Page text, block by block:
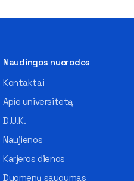
Naudingos nuorodos
Kontaktai
Apie universitetą
D.U.K.
Naujienos
Karjeros dienos
Duomenų saugumas